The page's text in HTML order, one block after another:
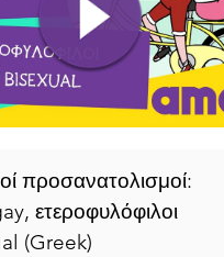
προσανατολισμοί:
ετεροφυλόφιλοι
(Greek)